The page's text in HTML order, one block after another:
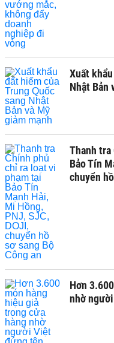
Xuất
Nhật Bản
Thanh tra
Bảo Tín
chuyển
Hơn
nhờ